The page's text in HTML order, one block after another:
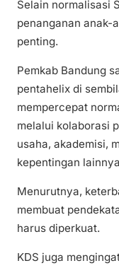
Selain normalisasi
penanganan anak-
penting.
Pemkab Bandung
pentahelix di
mempercepat
melalui kolaborasi
usaha, akademisi,
kepentingan
Menurutnya,
membuat
harus diperkuat.
KDS juga